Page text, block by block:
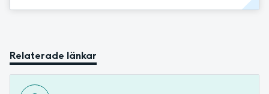
Relaterade länkar